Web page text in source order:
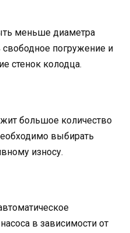
меньше диаметра
свободное погружение и
стенок колодца.
большое количество
выбирать
износу.
в зависимости от